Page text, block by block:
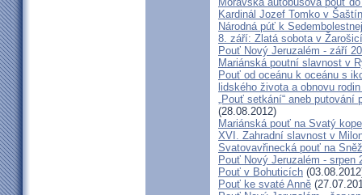
Kardinál Jozef Tomko v
Národná púť k
8. září: Zlatá sobota v
Pouť Nový Jeruzalém - září
Mariánská poutní slavnost v
Pouť od oceánu k oceánu s
lidského života a obnovu
„Pouť setkání“ aneb putování
(28.08.2012)
Mariánská pouť na Svatý
XVI. Zahradní slavnost v
Svatovavřinecká pouť na
Pouť Nový Jeruzalém - srpen
Pouť v Bohuticích
Pouť ke svaté Anně